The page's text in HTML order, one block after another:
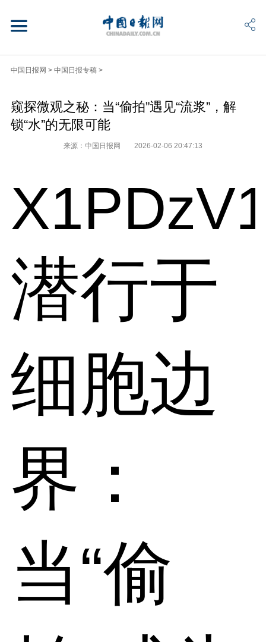
中国日报网 > 中国日报专稿 >
窥探微观之秘：当“偷拍”遇见“流浆”，解
锁“水”的无限可能
来源：中国日报网 2026-02-06 20:47:13
潜行于
细胞边
界：
当“偷